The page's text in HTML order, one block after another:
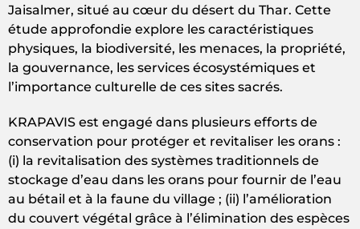
Jaisalmer, situé au cœur du désert du Thar. Cette
étude approfondie explore les caractéristiques
physiques, la biodiversité, les menaces, la propriété,
la gouvernance, les services écosystémiques et
l’importance culturelle de ces sites sacrés.
KRAPAVIS est engagé dans plusieurs efforts de
conservation pour protéger et revitaliser les orans :
(i) la revitalisation des systèmes traditionnels de
stockage d’eau dans les orans pour fournir de l’eau
au bétail et à la faune du village ; (ii) l’amélioration
du couvert végétal grâce à l’élimination des espèces